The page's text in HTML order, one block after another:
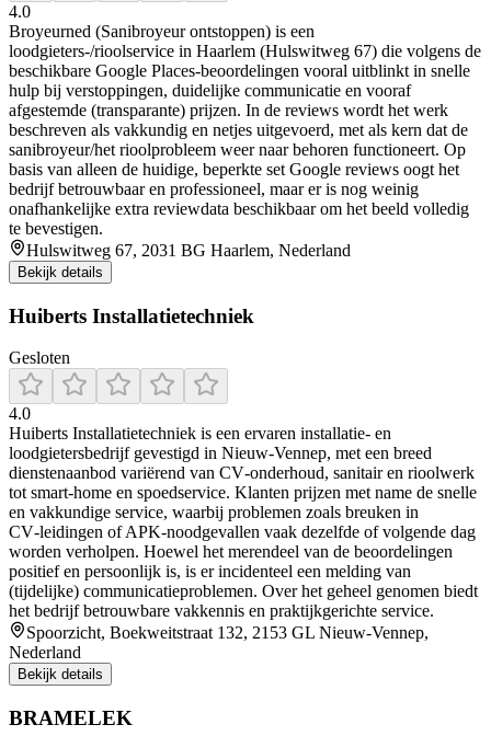
4.0
Broyeurned (Sanibroyeur ontstoppen) is een
loodgieters-/rioolservice in Haarlem (Hulswitweg 67) die volgens de
beschikbare Google Places-beoordelingen vooral uitblinkt in snelle
hulp bij verstoppingen, duidelijke communicatie en vooraf
afgestemde (transparante) prijzen. In de reviews wordt het werk
beschreven als vakkundig en netjes uitgevoerd, met als kern dat de
sanibroyeur/het rioolprobleem weer naar behoren functioneert. Op
basis van alleen de huidige, beperkte set Google reviews oogt het
bedrijf betrouwbaar en professioneel, maar er is nog weinig
onafhankelijke extra reviewdata beschikbaar om het beeld volledig
te bevestigen.
Hulswitweg 67, 2031 BG Haarlem, Nederland
Bekijk details
Huiberts Installatietechniek
Gesloten
4.0
Huiberts Installatietechniek is een ervaren installatie- en
loodgietersbedrijf gevestigd in Nieuw-Vennep, met een breed
dienstenaanbod variërend van CV‑onderhoud, sanitair en rioolwerk
tot smart‑home en spoedservice. Klanten prijzen met name de snelle
en vakkundige service, waarbij problemen zoals breuken in
CV‑leidingen of APK‑noodgevallen vaak dezelfde of volgende dag
worden verholpen. Hoewel het merendeel van de beoordelingen
positief en persoonlijk is, is er incidenteel een melding van
(tijdelijke) communicatieproblemen. Over het geheel genomen biedt
het bedrijf betrouwbare vakkennis en praktijkgerichte service.
Spoorzicht, Boekweitstraat 132, 2153 GL Nieuw-Vennep,
Nederland
Bekijk details
BRAMELEK